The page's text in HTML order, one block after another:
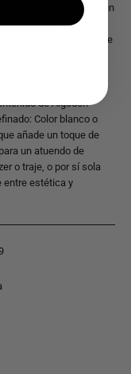
esenciales para un
Slim Fit
y moderno. Tejido de
Flexibilidad: El
cómodo que se
ayuda a mantener la
de Algodón
Color blanco o
añade un toque de
un atuendo de
o traje, o por sí sola
entre estética y